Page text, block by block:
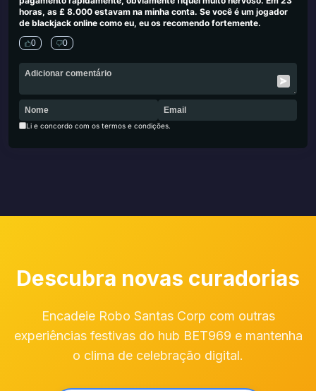
horas, as £ 8.000 estavam na minha conta. Se você é um jogador
de blackjack online como eu, eu os recomendo fortemente.
0 0
Li e concordo com os termos e condições.
Descubra novas curadorias
Encadeie Robo Santas Corp com outras
experiências festivas do hub BET969 e mantenha
o clima de celebração digital.